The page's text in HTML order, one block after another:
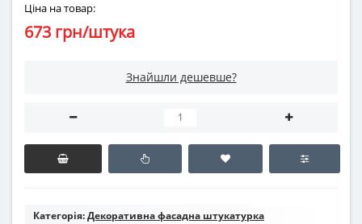
Ціна на товар:
673 грн/штука
Знайшли дешевше?
Категорія:Декоративна фасадна штукатурка